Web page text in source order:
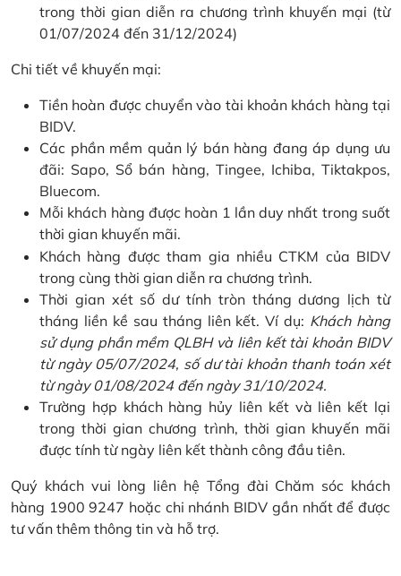
trong thời gian diễn ra chương trình khuyến mại (từ
01/07/2024 đến 31/12/2024)
Chi tiết về khuyến mại:
Tiền hoàn được chuyển vào tài khoản khách hàng tại
BIDV.
Các phần mềm quản lý bán hàng đang áp dụng ưu
đãi: Sapo, Sổ bán hàng, Tingee, Ichiba, Tiktakpos,
Bluecom.
Mỗi khách hàng được hoàn 1 lần duy nhất trong suốt
thời gian khuyến mãi.
Khách hàng được tham gia nhiều CTKM của BIDV
trong cùng thời gian diễn ra chương trình.
Thời gian xét số dư tính tròn tháng dương lịch từ
tháng liền kề sau tháng liên kết. Ví dụ: Khách hàng
sử dụng phần mềm QLBH và liên kết tài khoản BIDV
từ ngày 05/07/2024, số dư tài khoản thanh toán xét
từ ngày 01/08/2024 đến ngày 31/10/2024.
Trường hợp khách hàng hủy liên kết và liên kết lại
trong thời gian chương trình, thời gian khuyến mãi
được tính từ ngày liên kết thành công đầu tiên.
Quý khách vui lòng liên hệ Tổng đài Chăm sóc khách
hàng 1900 9247 hoặc chi nhánh BIDV gần nhất để được
tư vấn thêm thông tin và hỗ trợ.